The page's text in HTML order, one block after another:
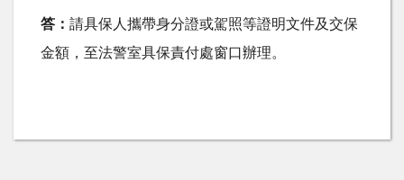
答： 請具保人攜帶身分證或駕照等證明文件及交保
金額，至法警室具保責付處窗口辦理。